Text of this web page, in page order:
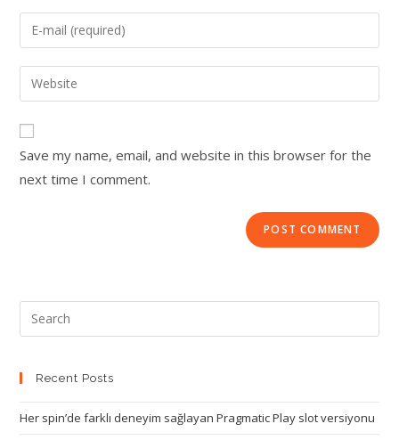
Save my name, email, and website in this browser for the
next time I comment.
Recent Posts
Her spin’de farklı deneyim sağlayan Pragmatic Play slot versiyonu